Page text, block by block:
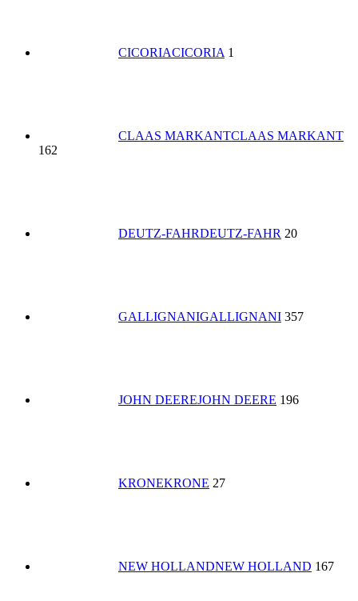
CICORIACICORIA 1
CLAAS MARKANTCLAAS MARKANT
162
DEUTZ-FAHRDEUTZ-FAHR 20
GALLIGNANIGALLIGNANI 357
JOHN DEEREJOHN DEERE 196
KRONEKRONE 27
NEW HOLLANDNEW HOLLAND 167